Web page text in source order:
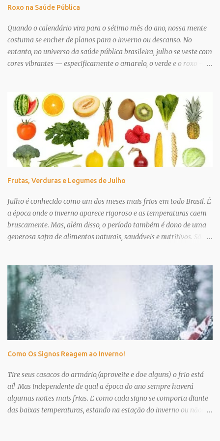
Modo de ...
Roxo na Saúde Pública
Quando o calendário vira para o sétimo mês do ano, nossa mente
costuma se encher de planos para o inverno ou descanso. No
entanto, no universo da saúde pública brasileira, julho se veste com
cores vibrantes — especificamente o amarelo, o verde e o roxo —
autocuidado e proteger quem amamos. O "Julho Amarelo",
instituído oficialmente pela Lei nº 13.802/2019, é focado na luta
contra as hepatites virais. Essas inflamações no fígado são
silenciosas e podem passar anos sem apresentar um único
sintoma, o que torna o diagnóstico precoce uma ferramenta
salvadora. Logo ao lado, o "Julho Verde" acende o alerta para a
prevenção do câncer de cabeça e pescoço (que engloba tumores na
boca, faringe e laringe), chamando a atenção para a importância
"Julho Roxo" também ganha espaço pontual na...
Frutas, Verduras e Legumes de Julho
Julho é conhecido como um dos meses mais frios em todo Brasil. É
a época onde o inverno aparece rigoroso e as temperaturas caem
bruscamente. Mas, além disso, o período também é dono de uma
generosa safra de alimentos naturais, saudáveis e nutritivos. São
isso, descubra quais são essas melhores opções e faça a sua
listinha de compras para ir à feira ou ao supermercado. No mês de
julho, as receitas tradicionais de inverno, como sopas, cremes e
caldos, ganham destaque nos cardápios do dia a dia. E, para isso,
os vegetais são acompanhamentos que dão muito sabor, leveza e
nutrientes aos pratos. Por isso, é tão importante escolhermos as
opções da safra. Segunda a nutricionista Caroline Codonho, optar
por esses ingredientes é boa maneira de melhorar a qualidade de
mudam e grande parte da...
Como Os Signos Reagem ao Inverno!
Tire seus casacos do armário,(aproveite e doe alguns) o frio está
aí! Mas independente de qual a época do ano sempre haverá
algumas noites mais frias. E como cada signo se comporta diante
das baixas temperaturas, estando na estação do inverno ou não? É